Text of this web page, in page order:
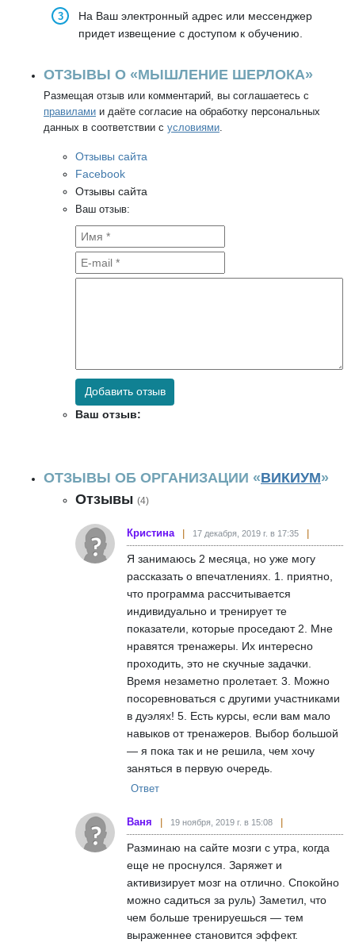
На Ваш электронный адрес или мессенджер
придет извещение с доступом к обучению.
ОТЗЫВЫ О «МЫШЛЕНИЕ ШЕРЛОКА»
Размещая отзыв или комментарий, вы соглашаетесь с
правилами и даёте согласие на обработку персональных
данных в соответствии с условиями.
Отзывы сайта
Facebook
Отзывы сайта
Ваш отзыв:
Добавить отзыв
Ваш отзыв:
ОТЗЫВЫ ОБ ОРГАНИЗАЦИИ «ВИКИУМ»
Отзывы (4)
Кристина 17 декабря, 2019 г. в 17:35
Я занимаюсь 2 месяца, но уже могу
рассказать о впечатлениях. 1. приятно,
что программа рассчитывается
индивидуально и тренирует те
показатели, которые проседают 2. Мне
нравятся тренажеры. Их интересно
проходить, это не скучные задачки.
Время незаметно пролетает. 3. Можно
посоревноваться с другими участниками
в дуэлях! 5. Есть курсы, если вам мало
навыков от тренажеров. Выбор большой
— я пока так и не решила, чем хочу
заняться в первую очередь.
Ответ
Ваня 19 ноября, 2019 г. в 15:08
Разминаю на сайте мозги с утра, когда
еще не проснулся. Заряжет и
активизирует мозг на отлично. Спокойно
можно садиться за руль) Заметил, что
чем больше тренируешься — тем
выраженнее становится эффект.